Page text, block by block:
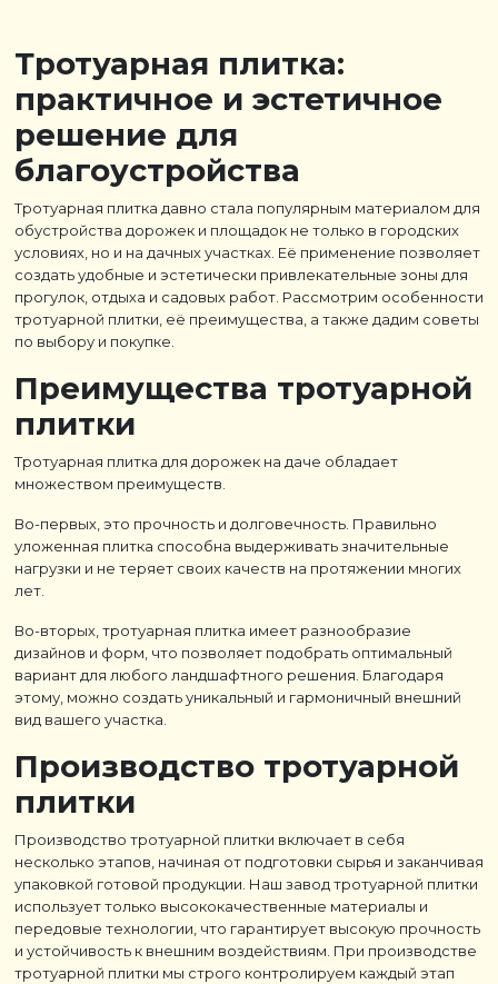
Тротуарная плитка:
практичное и эстетичное
решение для
благоустройства
Тротуарная плитка давно стала популярным материалом для
обустройства дорожек и площадок не только в городских
условиях, но и на дачных участках. Её применение позволяет
создать удобные и эстетически привлекательные зоны для
прогулок, отдыха и садовых работ. Рассмотрим особенности
тротуарной плитки, её преимущества, а также дадим советы
по выбору и покупке.
Преимущества тротуарной
плитки
Тротуарная плитка для дорожек на даче обладает
множеством преимуществ.
Во-первых, это прочность и долговечность. Правильно
уложенная плитка способна выдерживать значительные
нагрузки и не теряет своих качеств на протяжении многих
лет.
Во-вторых, тротуарная плитка имеет разнообразие
дизайнов и форм, что позволяет подобрать оптимальный
вариант для любого ландшафтного решения. Благодаря
этому, можно создать уникальный и гармоничный внешний
вид вашего участка.
Производство тротуарной
плитки
Производство тротуарной плитки включает в себя
несколько этапов, начиная от подготовки сырья и заканчивая
упаковкой готовой продукции. Наш завод тротуарной плитки
использует только высококачественные материалы и
передовые технологии, что гарантирует высокую прочность
и устойчивость к внешним воздействиям. При производстве
тротуарной плитки мы строго контролируем каждый этап